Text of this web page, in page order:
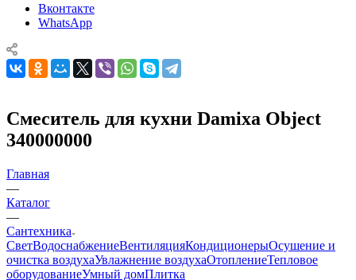
Вконтакте
WhatsApp
Смеситель для кухни Damixa Object
340000000
Главная
—
Каталог
—
Сантехника
СветВодоснабжениеВентиляцияКондиционерыОсушение и
очистка воздухаУвлажнение воздухаОтоплениеТепловое
оборудованиеУмный домПлитка